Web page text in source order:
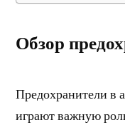
Обзор
Предохранители в
играют важную